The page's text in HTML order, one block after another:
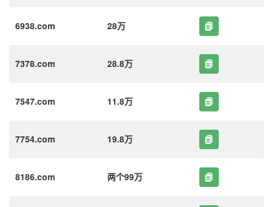
6938.com 28万
7378.com 28.8万
7547.com 11.8万
7754.com 19.8万
8186.com 两个99万